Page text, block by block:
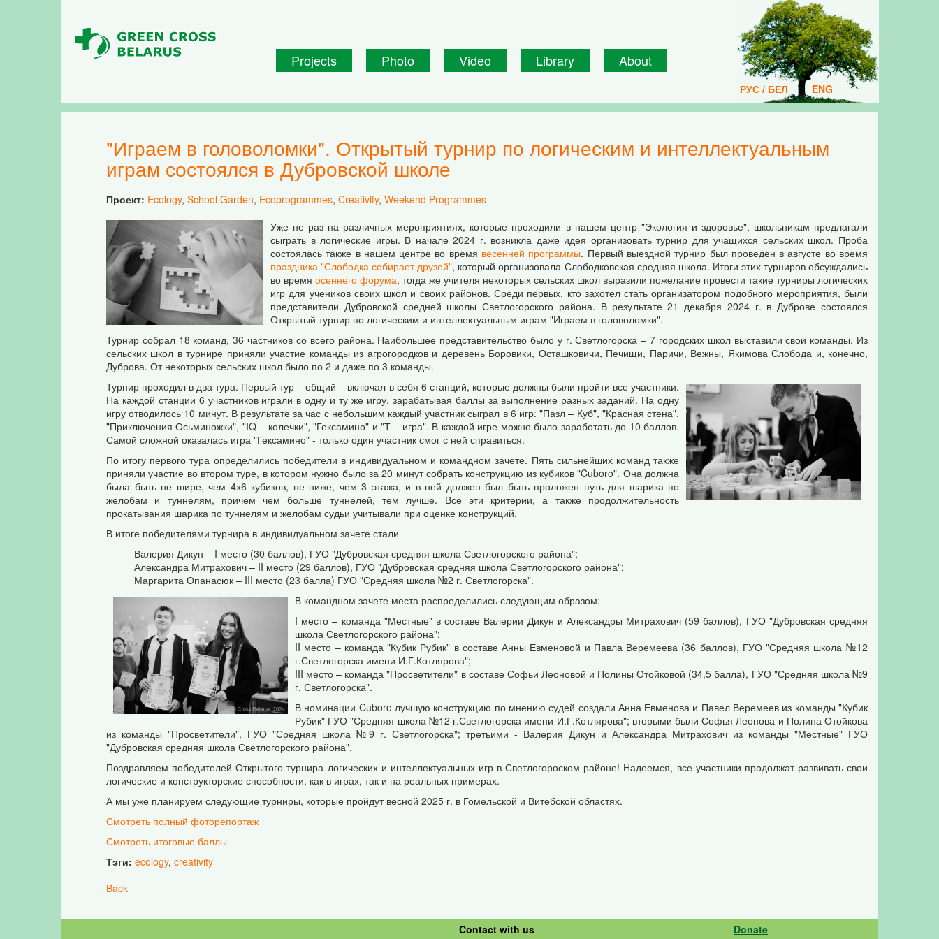
Projects Photo Video Library About
РУС / БЕЛ ENG
"Играем в головоломки". Открытый турнир по логическим и интеллектуальным
играм состоялся в Дубровской школе
Проект: Ecology, School Garden, Ecoprogrammes, Creativity, Weekend Programmes
Уже не раз на различных мероприятиях, которые проходили в нашем центр "Экология и здоровье", школьникам предлагали
сыграть в логические игры. В начале 2024 г. возникла даже идея организовать турнир для учащихся сельских школ. Проба
состоялась также в нашем центре во время весенней программы. Первый выездной турнир был проведен в августе во время
праздника "Слободка собирает друзей", который организовала Слободковская средняя школа. Итоги этих турниров обсуждались
во время осеннего форума, тогда же учителя некоторых сельских школ выразили пожелание провести такие турниры логических
игр для учеников своих школ и своих районов. Среди первых, кто захотел стать организатором подобного мероприятия, были
представители Дубровской средней школы Светлогорского района. В результате 21 декабря 2024 г. в Дуброве состоялся
Открытый турнир по логическим и интеллектуальным играм "Играем в головоломки".
Турнир собрал 18 команд, 36 частников со всего района. Наибольшее представительство было у г. Светлогорска – 7 городских школ выставили свои команды. Из
сельских школ в турнире приняли участие команды из агрогородков и деревень Боровики, Осташковичи, Печищи, Паричи, Вежны, Якимова Слобода и, конечно,
Дуброва. От некоторых сельских школ было по 2 и даже по 3 команды.
Турнир проходил в два тура. Первый тур – общий – включал в себя 6 станций, которые должны были пройти все участники.
На каждой станции 6 участников играли в одну и ту же игру, зарабатывая баллы за выполнение разных заданий. На одну
игру отводилось 10 минут. В результате за час с небольшим каждый участник сыграл в 6 игр: "Пазл – Куб", "Красная стена",
"Приключения Осьминожки", "IQ – колечки", "Гексамино" и "Т – игра". В каждой игре можно было заработать до 10 баллов.
Самой сложной оказалась игра "Гексамино" - только один участник смог с ней справиться.
По итогу первого тура определились победители в индивидуальном и командном зачете. Пять сильнейших команд также
приняли участие во втором туре, в котором нужно было за 20 минут собрать конструкцию из кубиков "Cuboro". Она должна
была быть не шире, чем 4х6 кубиков, не ниже, чем 3 этажа, и в ней должен был быть проложен путь для шарика по
желобам и туннелям, причем чем больше туннелей, тем лучше. Все эти критерии, а также продолжительность
прокатывания шарика по туннелям и желобам судьи учитывали при оценке конструкций.
В итоге победителями турнира в индивидуальном зачете стали
Валерия Дикун – I место (30 баллов), ГУО "Дубровская средняя школа Светлогорского района";
Александра Митрахович – II место (29 баллов), ГУО "Дубровская средняя школа Светлогорского района";
Маргарита Опанасюк – III место (23 балла) ГУО "Средняя школа №2 г. Светлогорска".
В командном зачете места распределились следующим образом:
I место – команда "Местные" в составе Валерии Дикун и Александры Митрахович (59 баллов), ГУО "Дубровская средняя
школа Светлогорского района";
II место – команда "Кубик Рубик" в составе Анны Евменовой и Павла Веремеева (36 баллов), ГУО "Средняя школа №12
г.Светлогорска имени И.Г.Котлярова";
III место – команда "Просветители" в составе Софьи Леоновой и Полины Отойковой (34,5 балла), ГУО "Средняя школа №9
г. Светлогорска".
В номинации Cuboro лучшую конструкцию по мнению судей создали Анна Евменова и Павел Веремеев из команды "Кубик
Рубик" ГУО "Средняя школа №12 г.Светлогорска имени И.Г.Котлярова"; вторыми были Софья Леонова и Полина Отойкова
из команды "Просветители", ГУО "Средняя школа №9 г. Светлогорска"; третьими - Валерия Дикун и Александра Митрахович из команды "Местные" ГУО
"Дубровская средняя школа Светлогорского района".
Поздравляем победителей Открытого турнира логических и интеллектуальных игр в Светлогороском районе! Надеемся, все участники продолжат развивать свои
логические и конструкторские способности, как в играх, так и на реальных примерах.
А мы уже планируем следующие турниры, которые пройдут весной 2025 г. в Гомельской и Витебской областях.
Смотреть полный фоторепортаж
Смотреть итоговые баллы
Тэги: ecology, creativity
Back
Contact with us
Donate